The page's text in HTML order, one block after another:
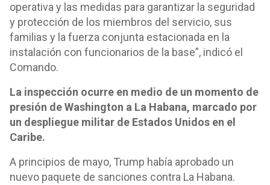
operativa y las medidas para garantizar la seguridad
y protección de los miembros del servicio, sus
familias y la fuerza conjunta estacionada en la
instalación con funcionarios de la base”, indicó el
Comando.
La inspección ocurre en medio de un momento de
presión de Washington a La Habana, marcado por
un despliegue militar de Estados Unidos en el
Caribe.
A principios de mayo, Trump había aprobado un
nuevo paquete de sanciones contra La Habana.